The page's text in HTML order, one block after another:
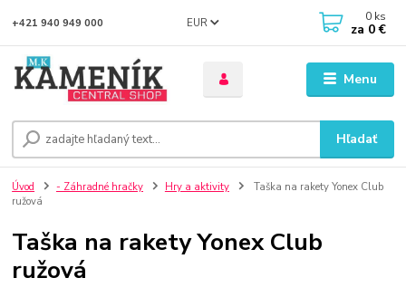
Menu
EUR
Hľadať
+421 940 949 000 0 ks
za 0 €
Úvod - Záhradné hračky Hry a aktivity
Taška na rakety Yonex Club
ružová
Taška na rakety Yonex Club
ružová